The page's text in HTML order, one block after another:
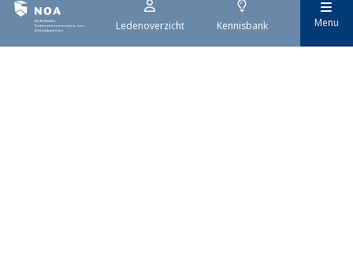
Ledenoverzicht Kennisbank Menu
Europa uiterlijk in 2050 emissievrij zijn. De invoering gebeurt
stap voor stap.